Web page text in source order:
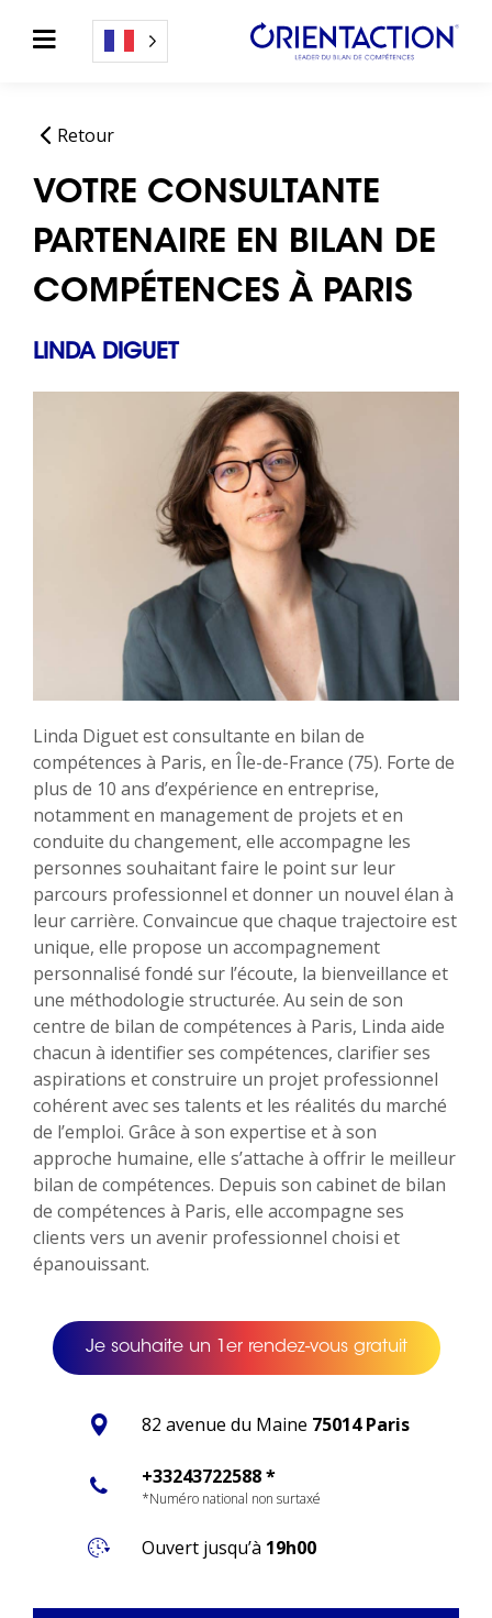
Retour
VOTRE CONSULTANTE
PARTENAIRE EN BILAN DE
COMPÉTENCES À PARIS
LINDA DIGUET
Linda Diguet est consultante en bilan de
compétences à Paris, en Île-de-France (75). Forte de
plus de 10 ans d’expérience en entreprise,
notamment en management de projets et en
conduite du changement, elle accompagne les
personnes souhaitant faire le point sur leur
parcours professionnel et donner un nouvel élan à
leur carrière. Convaincue que chaque trajectoire est
unique, elle propose un accompagnement
personnalisé fondé sur l’écoute, la bienveillance et
une méthodologie structurée. Au sein de son
centre de bilan de compétences à Paris, Linda aide
chacun à identifier ses compétences, clarifier ses
aspirations et construire un projet professionnel
cohérent avec ses talents et les réalités du marché
de l’emploi. Grâce à son expertise et à son
approche humaine, elle s’attache à offrir le meilleur
bilan de compétences. Depuis son cabinet de bilan
de compétences à Paris, elle accompagne ses
clients vers un avenir professionnel choisi et
épanouissant.
Je souhaite un 1er rendez-vous gratuit
82 avenue du Maine 75014 Paris
+33243722588 *
*Numéro national non surtaxé
Ouvert jusqu’à 19h00